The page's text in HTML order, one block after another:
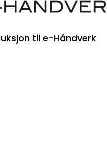
til e-Håndverk